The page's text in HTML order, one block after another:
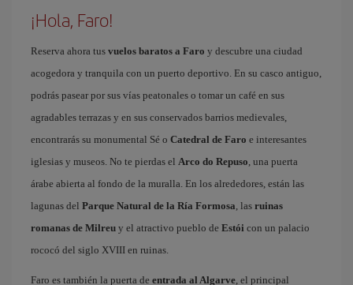
¡Hola, Faro!
Reserva ahora tus vuelos baratos a Faro y descubre una ciudad
acogedora y tranquila con un puerto deportivo. En su casco antiguo,
podrás pasear por sus vías peatonales o tomar un café en sus
agradables terrazas y en sus conservados barrios medievales,
encontrarás su monumental Sé o Catedral de Faro e interesantes
iglesias y museos. No te pierdas el Arco do Repuso , una puerta
árabe abierta al fondo de la muralla. En los alrededores, están las
lagunas del Parque Natural de la Ría Formosa , las ruinas
romanas de Milreu y el atractivo pueblo de Estói con un palacio
rococó del siglo XVIII en ruinas.
Faro es también la puerta de entrada al Algarve , el principal